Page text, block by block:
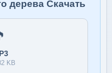
дерева Скачать
KB